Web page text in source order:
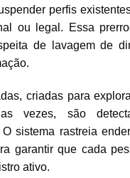
perfis
ou legal. Essa
de lavagem de
criadas para
vezes, são
O sistema rastreia
garantir que cada
ativo.